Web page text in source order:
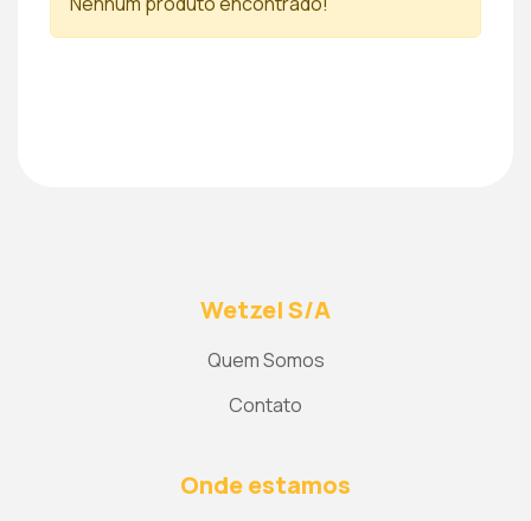
Wetzel S/A
Quem Somos
Contato
Onde estamos